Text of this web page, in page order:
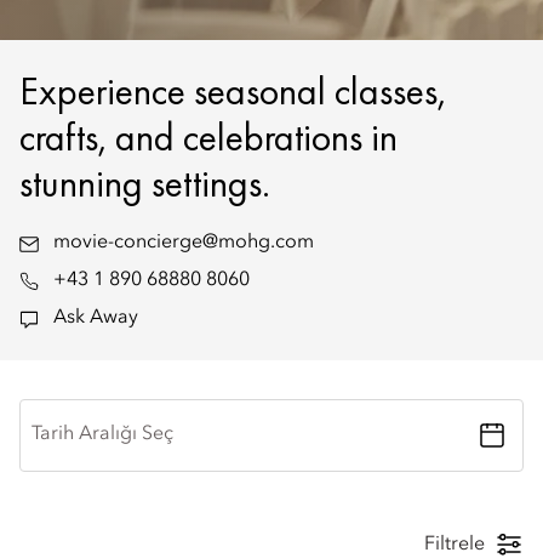
Experience seasonal classes,
crafts, and celebrations in
stunning settings.
movie-concierge@mohg.com
+43 1 890 68880 8060
Ask Away
Tarih Aralığı Seç
Filtrele